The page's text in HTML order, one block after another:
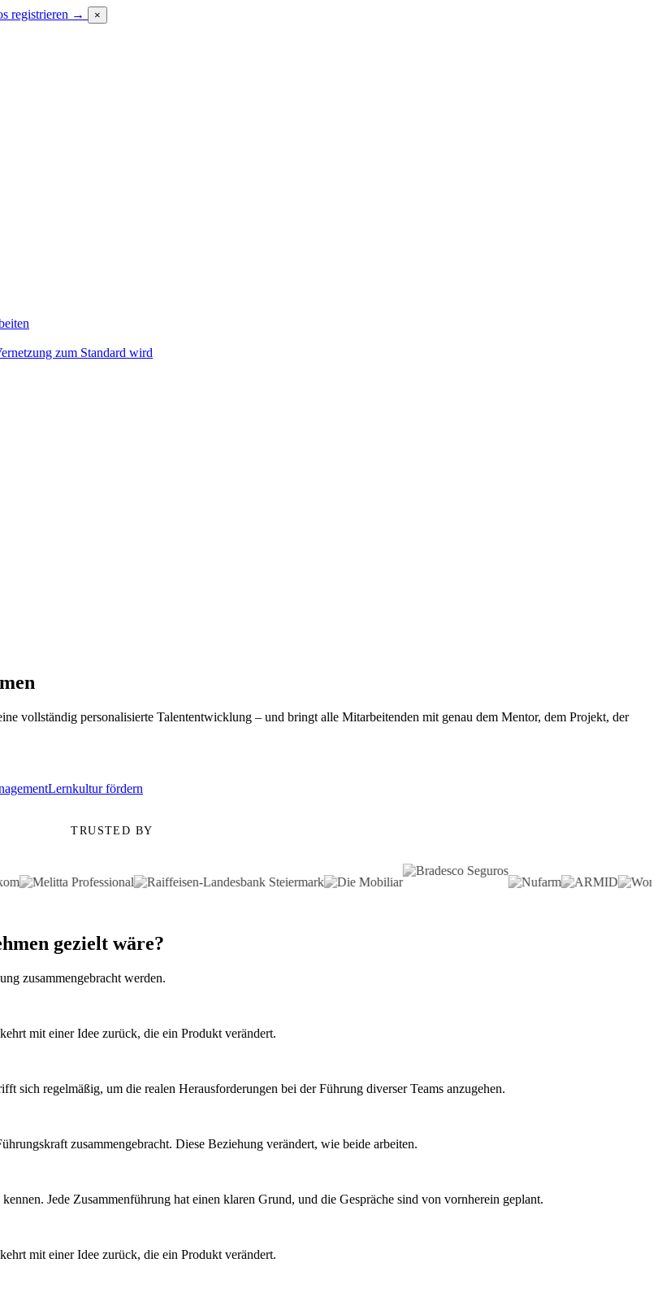
registrieren → ×
zum Standard wird
vollständig personalisierte Talententwicklung – und bringt alle Mitarbeitenden mit genau dem Mentor, dem Projekt, der
Lernkultur fördern
TRUSTED BY
gezielt wäre?
zusammengebracht werden.
mit einer Idee zurück, die ein Produkt verändert.
regelmäßig, um die realen Herausforderungen bei der Führung diverser Teams anzugehen.
zusammengebracht. Diese Beziehung verändert, wie beide arbeiten.
Jede Zusammenführung hat einen klaren Grund, und die Gespräche sind von vornherein geplant.
mit einer Idee zurück, die ein Produkt verändert.